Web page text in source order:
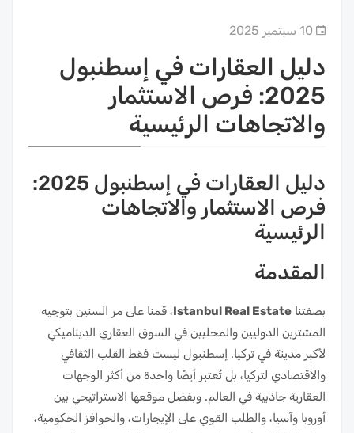
10 سبتمبر 2025
دليل العقارات في إسطنبول
2025: فرص الاستثمار
والاتجاهات الرئيسية
دليل العقارات في إسطنبول 2025:
فرص الاستثمار والاتجاهات
الرئيسية
المقدمة
بصفتنا Istanbul Real Estate، قمنا على مر السنين بتوجيه
المشترين الدوليين والمحليين في السوق العقاري الديناميكي
لأكبر مدينة في تركيا. إسطنبول ليست فقط القلب الثقافي
والاقتصادي لتركيا، بل تُعتبر أيضًا واحدة من أكثر الوجهات
العقارية جاذبية في العالم. وبفضل موقعها الاستراتيجي بين
أوروبا وآسيا، والطلب القوي على الإيجارات، والحوافز الحكومية،